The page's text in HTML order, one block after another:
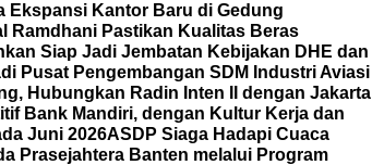
Ekspansi Kantor Baru di Gedung
Ramdhani Pastikan Kualitas Beras
Siap Jadi Jembatan Kebijakan DHE dan
Pusat Pengembangan SDM Industri Aviasi
Hubungkan Radin Inten II dengan Jakarta
Bank Mandiri, dengan Kultur Kerja dan
Juni 2026ASDP Siaga Hadapi Cuaca
Prasejahtera Banten melalui Program